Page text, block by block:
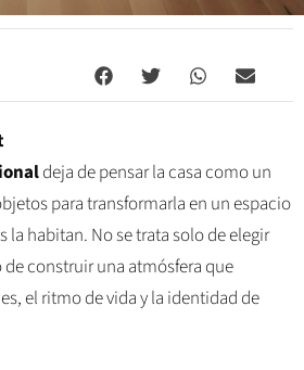
deja de pensar la casa como un
para transformarla en un espacio
la habitan. No se trata solo de elegir
construir una atmósfera que
el ritmo de vida y la identidad de